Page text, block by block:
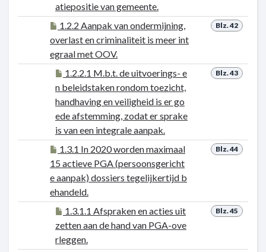
atiepositie van gemeente.
Blz. 42
1.2.2 Aanpak van ondermijning,
overlast en criminaliteit is meer int
egraal met OOV.
Blz. 43
1.2.2.1 M.b.t. de uitvoerings- e
n beleidstaken rondom toezicht,
handhaving en veiligheid is er go
ede afstemming, zodat er sprake
is van een integrale aanpak.
Blz. 44
1.3.1 In 2020 worden maximaal
15 actieve PGA (persoonsgericht
e aanpak) dossiers tegelijkertijd b
ehandeld.
Blz. 45
1.3.1.1 Afspraken en acties uit
zetten aan de hand van PGA-ove
rleggen.